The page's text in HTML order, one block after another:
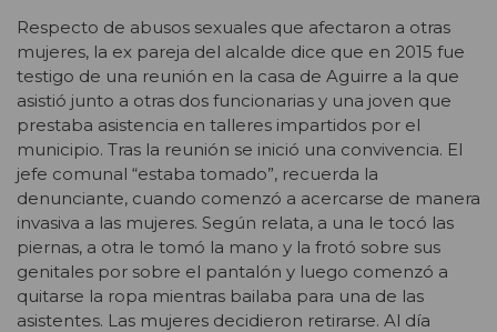
Respecto de abusos sexuales que afectaron a otras
mujeres, la ex pareja del alcalde dice que en 2015 fue
testigo de una reunión en la casa de Aguirre a la que
asistió junto a otras dos funcionarias y una joven que
prestaba asistencia en talleres impartidos por el
municipio. Tras la reunión se inició una convivencia. El
jefe comunal “estaba tomado”, recuerda la
denunciante, cuando comenzó a acercarse de manera
invasiva a las mujeres. Según relata, a una le tocó las
piernas, a otra le tomó la mano y la frotó sobre sus
genitales por sobre el pantalón y luego comenzó a
quitarse la ropa mientras bailaba para una de las
asistentes. Las mujeres decidieron retirarse. Al día